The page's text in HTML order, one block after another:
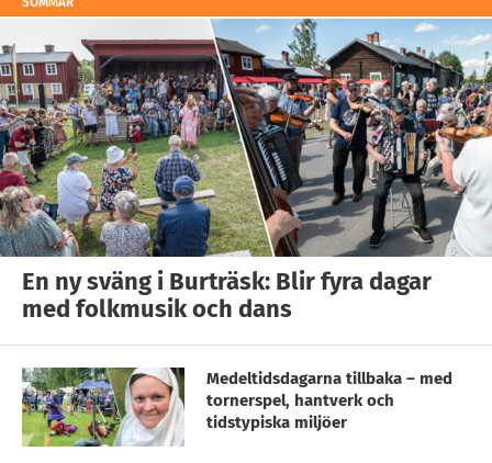
En ny sväng i Burträsk: Blir fyra dagar
med folkmusik och dans
Medeltidsdagarna tillbaka – med
tornerspel, hantverk och
tidstypiska miljöer